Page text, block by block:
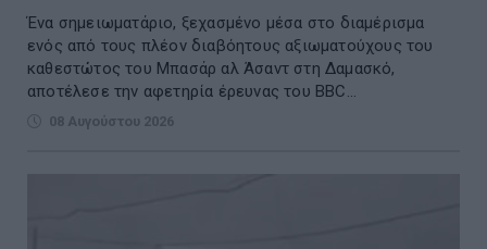
Ένα σημειωματάριο, ξεχασμένο μέσα στο διαμέρισμα
ενός από τους πλέον διαβόητους αξιωματούχους του
καθεστώτος του Μπασάρ αλ Άσαντ στη Δαμασκό,
αποτέλεσε την αφετηρία έρευνας του BBC...
08 Αυγούστου 2026